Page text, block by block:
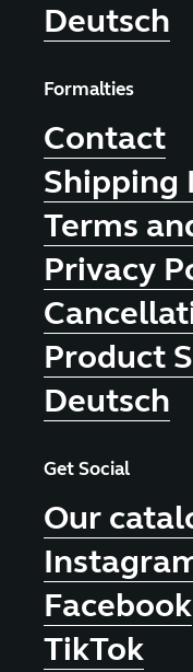
Deutsch
Formalties
Contact
Shipping
Terms
Privacy
Product
Deutsch
Get Social
Our
Facebook
TikTok